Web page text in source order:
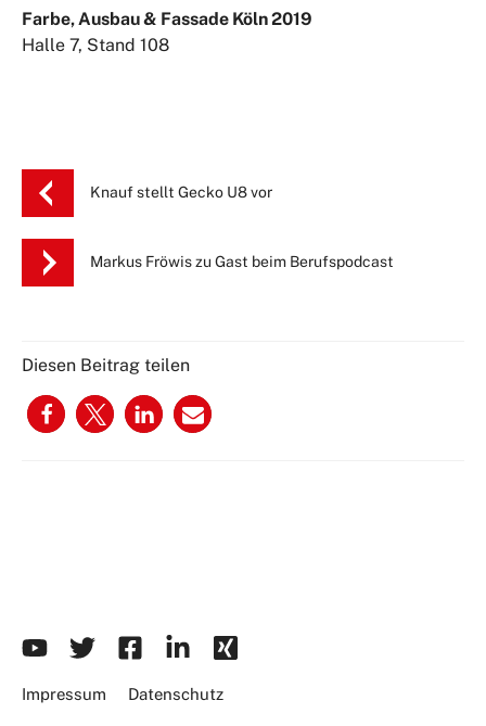
Farbe, Ausbau & Fassade Köln 2019
Halle 7, Stand 108
Knauf stellt Gecko U8 vor
Markus Fröwis zu Gast beim Berufspodcast
Diesen Beitrag teilen
Impressum Datenschutz